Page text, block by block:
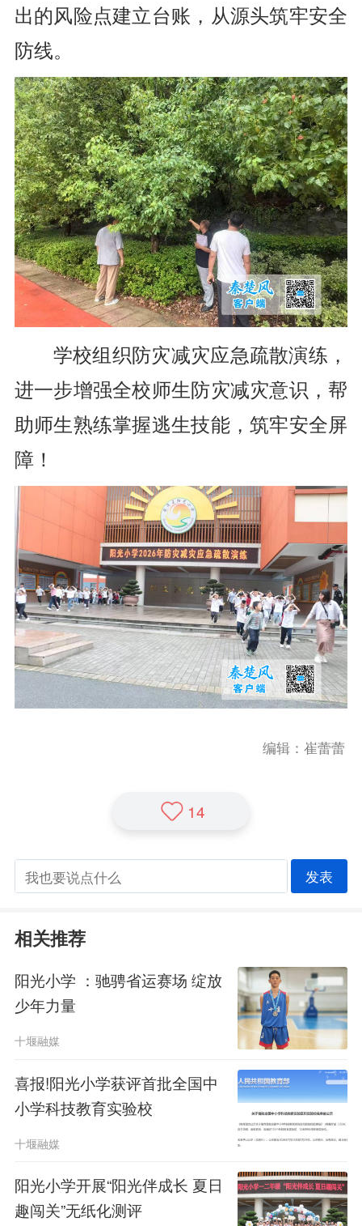
出的风险点建立台账，从源头筑牢安全
防线。
学校组织防灾减灾应急疏散演练，
进一步增强全校师生防灾减灾意识，帮
助师生熟练掌握逃生技能，筑牢安全屏
障！
编辑：崔蕾蕾
14
发表
相关推荐
阳光小学 ：驰骋省运赛场 绽放
少年力量
十堰融媒
喜报!阳光小学获评首批全国中
小学科技教育实验校
十堰融媒
阳光小学开展“阳光伴成长 夏日
趣闯关”无纸化测评